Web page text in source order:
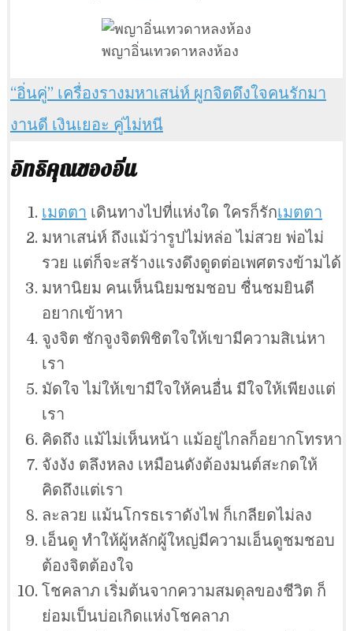
พญาอิ่นเทวดาหลงห้อง
“อิ่นคู่” เครื่องรางมหาเสน่ห์ ผูกจิตดึงใจคนรักมา
งานดี เงินเยอะ คู่ไม่หนี
อิทธิคุณของอิ่น
เมตตา เดินทางไปที่แห่งใด ใครก็รักเมตตา
มหาเสน่ห์ ถึงแม้ว่ารูปไม่หล่อ ไม่สวย พ่อไม่
รวย แต่ก็จะสร้างแรงดึงดูดต่อเพศตรงข้ามได้
มหานิยม คนเห็นนิยมชมชอบ ชื่นชมยินดี
อยากเข้าหา
จูงจิต ชักจูงจิตพิชิตใจให้เขามีความสิเน่หา
เรา
มัดใจ ไม่ให้เขามีใจให้คนอื่น มีใจให้เพียงแต่
เรา
คิดถึง แม้ไม่เห็นหน้า แม้อยู่ไกลก็อยากโทรหา
จังงัง ตลึงหลง เหมือนดังต้องมนต์สะกดให้
คิดถึงแต่เรา
ละลวย แม้นโกรธเราดังไฟ ก็เกลียดไม่ลง
เอ็นดู ทำให้ผู้หลักผู้ใหญ่มีความเอ็นดูชมชอบ
ต้องจิตต้องใจ
โชคลาภ เริ่มต้นจากความสมดุลของชีวิต ก็
ย่อมเป็นบ่อเกิดแห่งโชคลาภ